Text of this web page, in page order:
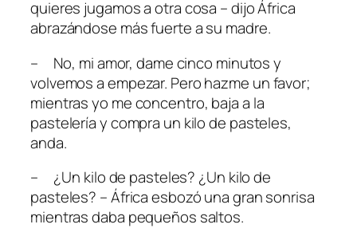
quieres jugamos a otra cosa – dijo África
abrazándose más fuerte a su madre.
– No, mi amor, dame cinco minutos y
volvemos a empezar. Pero hazme un favor;
mientras yo me concentro, baja a la
pastelería y compra un kilo de pasteles,
anda.
– ¿Un kilo de pasteles? ¿Un kilo de
pasteles? – África esbozó una gran sonrisa
mientras daba pequeños saltos.